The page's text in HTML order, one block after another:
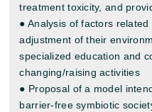
treatment toxicity, and
● Analysis of factors
adjustment of their
specialized education and
changing/raising activities
● Proposal of a model
barrier-free symbiotic